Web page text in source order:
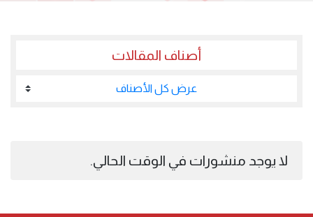
أصناف المقالات
عرض كل الأصناف
لا يوجد منشورات في الوقت الحالي.